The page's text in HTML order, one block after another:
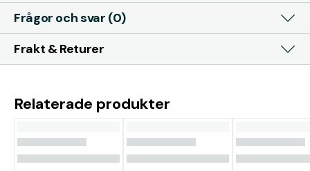
Frågor och svar (0)
Frakt & Returer
Relaterade produkter